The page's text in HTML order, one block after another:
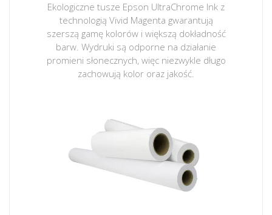
Ekologiczne tusze Epson UltraChrome Ink z
technologią Vivid Magenta gwarantują
szerszą gamę kolorów i większą dokładność
barw. Wydruki są odporne na działanie
promieni słonecznych, więc niezwykle długo
zachowują kolor oraz jakość.